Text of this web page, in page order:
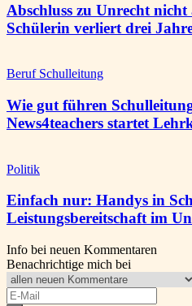
Abschluss zu Unrecht
Schülerin verliert drei
Beruf Schulleitung
Wie gut führen
News4teachers startet
Politik
Einfach nur: Handys in
Leistungsbereitschaft im
Info bei neuen Kommentaren
Benachrichtige mich bei